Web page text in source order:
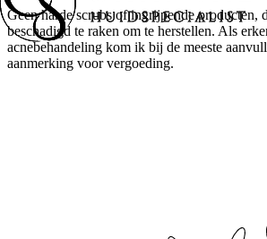
Geen harde scrubs of ingrijpende producten,
beschadigd te raken om te herstellen. Als
acnebehandeling kom ik bij de meeste
aanmerking voor vergoeding.